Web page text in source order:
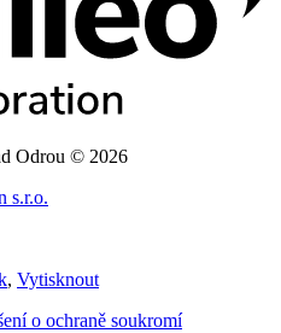
Odrou © 2026
s.r.o.
, Vytisknout
o ochraně soukromí